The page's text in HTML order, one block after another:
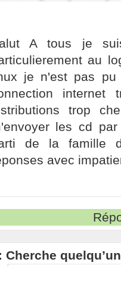
A tous je
au
je n'est pas pu
trop
les cd
de la famille
avec
Cherche